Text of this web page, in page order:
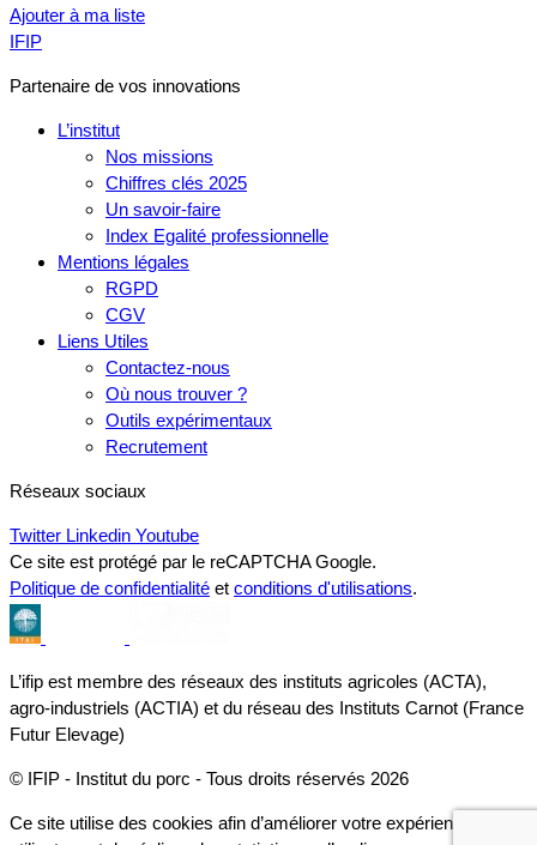
Ajouter à ma liste
IFIP
Partenaire de vos innovations
L’institut
Nos missions
Chiffres clés 2025
Un savoir-faire
Index Egalité professionnelle
Mentions légales
RGPD
CGV
Liens Utiles
Contactez-nous
Où nous trouver ?
Outils expérimentaux
Recrutement
Réseaux sociaux
Twitter Linkedin Youtube
Ce site est protégé par le reCAPTCHA Google.
Politique de confidentialité et conditions d'utilisations.
L’ifip est membre des réseaux des instituts agricoles (ACTA),
agro-industriels (ACTIA) et du réseau des Instituts Carnot (France
Futur Elevage)
© IFIP - Institut du porc - Tous droits réservés 2026
Ce site utilise des cookies afin d’améliorer votre expérience